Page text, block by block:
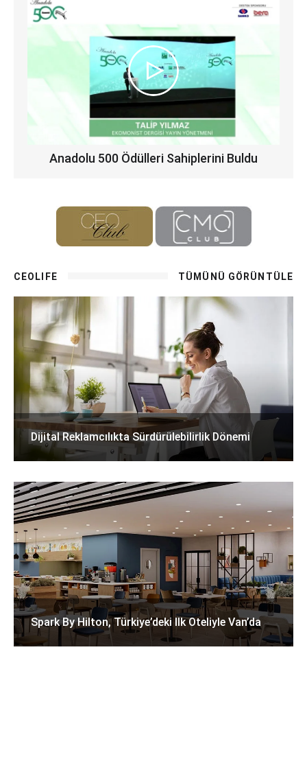
Anadolu 500 Ödülleri Sahiplerini Buldu
CEOLIFE TÜMÜNÜ GÖRÜNTÜLE
Dijital Reklamcılıkta Sürdürülebilirlik Dönemi
Spark By Hilton, Türkiye’deki Ilk Oteliyle Van’da